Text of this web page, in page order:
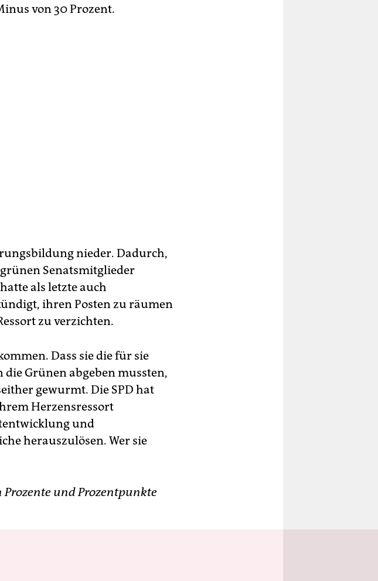
von 30 Prozent.
nieder. Dadurch,
Senatsmitglieder
als letzte auch
ihren Posten zu räumen
zu verzichten.
Dass sie die für sie
Grünen abgeben mussten,
gewurmt. Die SPD hat
Herzensressort
und
herauszulösen. Wer sie
und Prozentpunkte